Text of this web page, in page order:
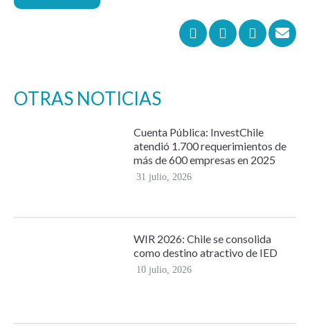
OTRAS NOTICIAS
Cuenta Pública: InvestChile
atendió 1.700 requerimientos de
más de 600 empresas en 2025
31 julio, 2026
WIR 2026: Chile se consolida
como destino atractivo de IED
10 julio, 2026